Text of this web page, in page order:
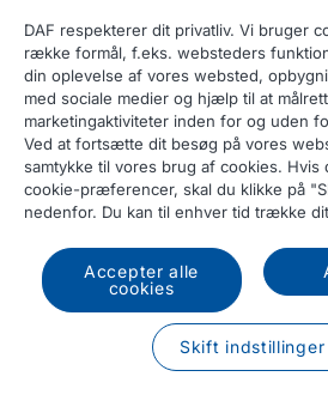
Hent din DAF
lastbilkonfiguration
Indtast den nøgle, der blev
truckkonfiguration blev gemt.
Konfigurations-ID
Hent
DAF respekterer dit privatliv. Vi bruger
række formål, f.eks. websteders
din oplevelse af vores websted,
med sociale medier og hjælp til at
marketingaktiviteter inden for og uden
Ved at fortsætte dit besøg på vores
samtykke til vores brug af cookies. Hvis
cookie-præferencer, skal du klikke på
nedenfor. Du kan til enhver tid trække
Accepter alle
cookies
Skift indstillinger